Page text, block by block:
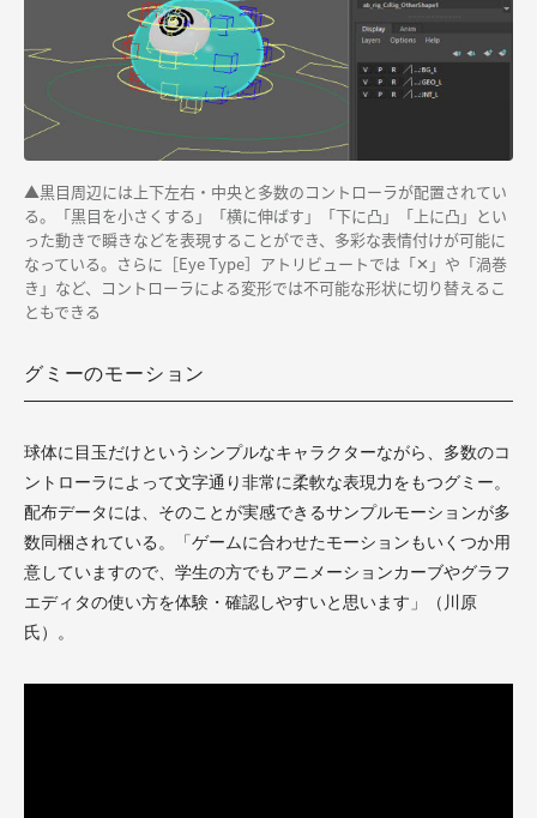
▲黒目周辺には上下左右・中央と多数のコントローラが配置されてい
る。「黒目を小さくする」「横に伸ばす」「下に凸」「上に凸」とい
った動きで瞬きなどを表現することができ、多彩な表情付けが可能に
なっている。さらに［Eye Type］アトリビュートでは「✕」や「渦巻
き」など、コントローラによる変形では不可能な形状に切り替えるこ
ともできる
グミーのモーション
球体に目玉だけというシンプルなキャラクターながら、多数のコ
ントローラによって文字通り非常に柔軟な表現力をもつグミー。
配布データには、そのことが実感できるサンプルモーションが多
数同梱されている。「ゲームに合わせたモーションもいくつか用
意していますので、学生の方でもアニメーションカーブやグラフ
エディタの使い方を体験・確認しやすいと思います」（川原
氏）。